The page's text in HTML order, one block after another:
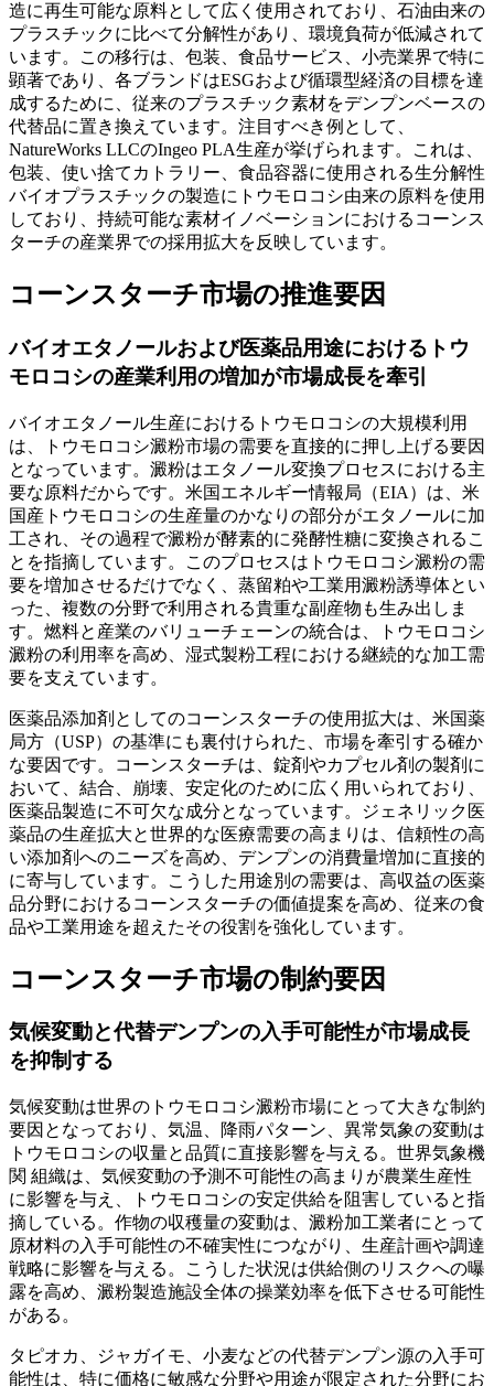
造に再生可能な原料として広く使用されており、石油由来の
プラスチックに比べて分解性があり、環境負荷が低減されて
います。この移行は、包装、食品サービス、小売業界で特に
顕著であり、各ブランドはESGおよび循環型経済の目標を達
成するために、従来のプラスチック素材をデンプンベースの
代替品に置き換えています。注目すべき例として、
NatureWorks LLCのIngeo PLA生産が挙げられます。これは、
包装、使い捨てカトラリー、食品容器に使用される生分解性
バイオプラスチックの製造にトウモロコシ由来の原料を使用
しており、持続可能な素材イノベーションにおけるコーンス
ターチの産業界での採用拡大を反映しています。
コーンスターチ市場の推進要因
バイオエタノールおよび医薬品用途におけるトウ
モロコシの産業利用の増加が市場成長を牽引
バイオエタノール生産におけるトウモロコシの大規模利用
は、トウモロコシ澱粉市場の需要を直接的に押し上げる要因
となっています。澱粉はエタノール変換プロセスにおける主
要な原料だからです。米国エネルギー情報局（EIA）は、米
国産トウモロコシの生産量のかなりの部分がエタノールに加
工され、その過程で澱粉が酵素的に発酵性糖に変換されるこ
とを指摘しています。このプロセスはトウモロコシ澱粉の需
要を増加させるだけでなく、蒸留粕や工業用澱粉誘導体とい
った、複数の分野で利用される貴重な副産物も生み出しま
す。燃料と産業のバリューチェーンの統合は、トウモロコシ
澱粉の利用率を高め、湿式製粉工程における継続的な加工需
要を支えています。
医薬品添加剤としてのコーンスターチの使用拡大は、米国薬
局方（USP）の基準にも裏付けられた、市場を牽引する確か
な要因です。コーンスターチは、錠剤やカプセル剤の製剤に
おいて、結合、崩壊、安定化のために広く用いられており、
医薬品製造に不可欠な成分となっています。ジェネリック医
薬品の生産拡大と世界的な医療需要の高まりは、信頼性の高
い添加剤へのニーズを高め、デンプンの消費量増加に直接的
に寄与しています。こうした用途別の需要は、高収益の医薬
品分野におけるコーンスターチの価値提案を高め、従来の食
品や工業用途を超えたその役割を強化しています。
コーンスターチ市場の制約要因
気候変動と代替デンプンの入手可能性が市場成長
を抑制する
気候変動は世界のトウモロコシ澱粉市場にとって大きな制約
要因となっており、気温、降雨パターン、異常気象の変動は
トウモロコシの収量と品質に直接影響を与える。世界気象機
関 組織は、気候変動の予測不可能性の高まりが農業生産性
に影響を与え、トウモロコシの安定供給を阻害していると指
摘している。作物の収穫量の変動は、澱粉加工業者にとって
原材料の入手可能性の不確実性につながり、生産計画や調達
戦略に影響を与える。こうした状況は供給側のリスクへの曝
露を高め、澱粉製造施設全体の操業効率を低下させる可能性
がある。
タピオカ、ジャガイモ、小麦などの代替デンプン源の入手可
能性は、特に価格に敏感な分野や用途が限定された分野にお